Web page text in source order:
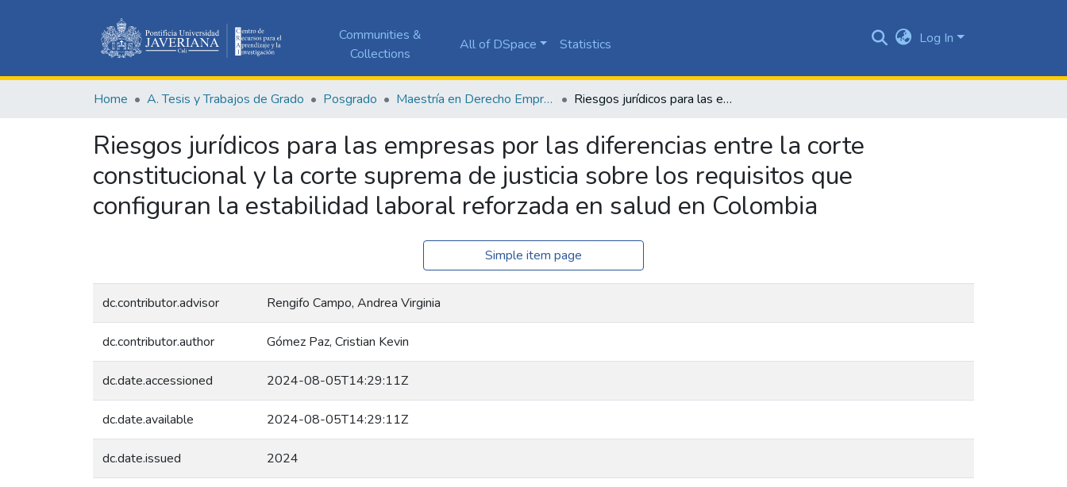
Communities &
Collections
All of DSpace Statistics Log In
Home A. Tesis y Trabajos de Grado Posgrado Maestría en Derecho Empresarial Riesgos jurídicos para las empresas por las diferencias entre la corte constitucional y la corte suprema de justicia sobre los requisitos que configuran la estabilidad laboral reforzada en salud en Colombia
Riesgos jurídicos para las empresas por las diferencias entre la corte
constitucional y la corte suprema de justicia sobre los requisitos que
configuran la estabilidad laboral reforzada en salud en Colombia
Simple item page
dc.contributor.advisor Rengifo Campo, Andrea Virginia
dc.contributor.author Gómez Paz, Cristian Kevin
dc.date.accessioned 2024-08-05T14:29:11Z
dc.date.available 2024-08-05T14:29:11Z
dc.date.issued 2024